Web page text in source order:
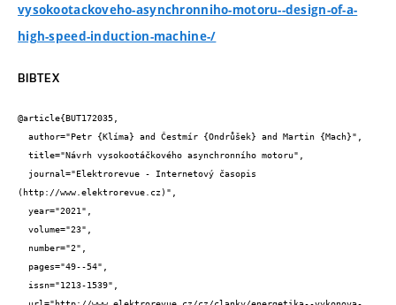
vysokootackoveho-asynchronniho-motoru--design-of-a-
high-speed-induction-machine-/
BIBTEX
@article{BUT172035,
(http://www.elektrorevue.cz)",